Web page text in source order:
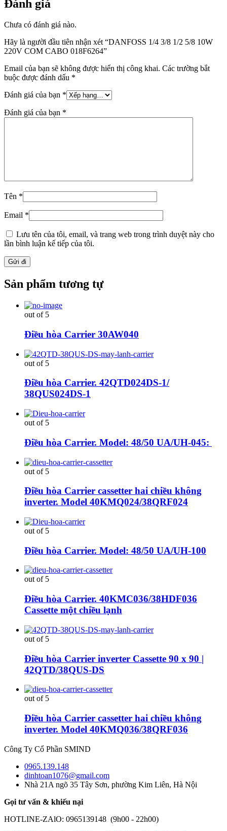
Đánh giá
Chưa có đánh giá nào.
Hãy là người đầu tiên nhận xét “DANFOSS 1/4 3/8 1/2 5/8 10W
220V COM CABO 018F6264”
Email của bạn sẽ không được hiển thị công khai. Các trường bắt
buộc được đánh dấu *
Đánh giá của bạn *
Đánh giá của bạn *
Tên *
Email *
Lưu tên của tôi, email, và trang web trong trình duyệt này cho
lần bình luận kế tiếp của tôi.
Sản phẩm tương tự
out of 5
Điều hòa Carrier 30AW040
out of 5
Điều hòa Carrier. 42QTD024DS-1/
38QUS024DS-1
out of 5
Điều hòa Carrier. Model: 48/50 UA/UH-045:
out of 5
Điều hòa Carrier cassetter hai chiều không
inverter. Model 40KMQ024/38QRF024
out of 5
Điều hòa Carrier. Model: 48/50 UA/UH-100
out of 5
Điều hòa Carrier. 40KMC036/38HDF036
Cassette một chiều lạnh
out of 5
Điều hòa Carrier inverter Cassette 90 x 90 |
42QTD/38QUS-DS
out of 5
Điều hòa Carrier cassetter hai chiều không
inverter. Model 40KMQ036/38QRF036
Công Ty Cổ Phần SMIND
0965.139.148
dinhtoan1076@gmail.com
Nhà 21A ngõ 35 Tây Sơn, phường Kim Liên, Hà Nội
Gọi tư vấn & khiếu nại
HOTLINE-ZAlO: 0965139148 (9h00 - 22h00)